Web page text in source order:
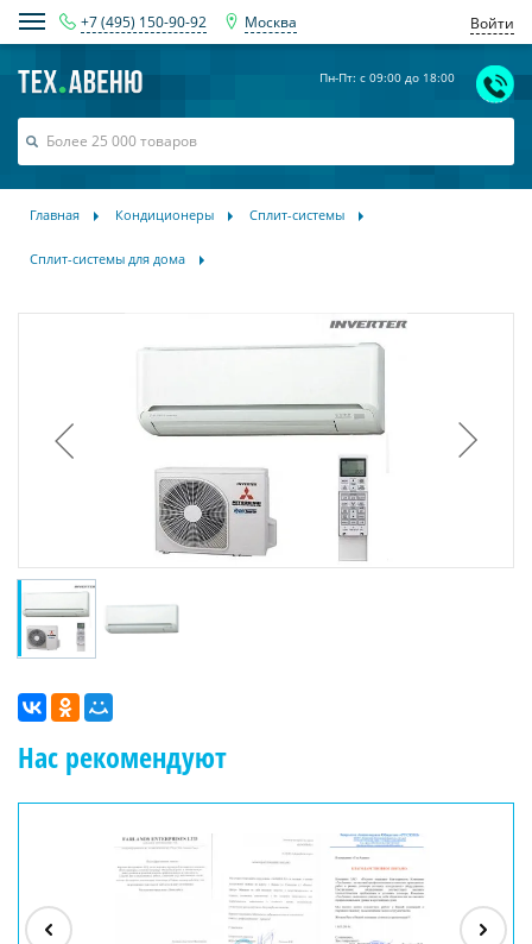
+7 (495) 150-90-92 Москва Войти
Пн-Пт: с 09:00 до 18:00
Главная Кондиционеры Сплит-системы
Сплит-системы для дома
Нас рекомендуют